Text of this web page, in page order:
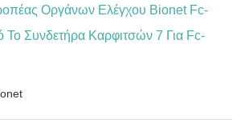
Οργάνων Ελέγχου Bionet Fc-
Συνδετήρα Καρφιτσών 7 Για Fc-